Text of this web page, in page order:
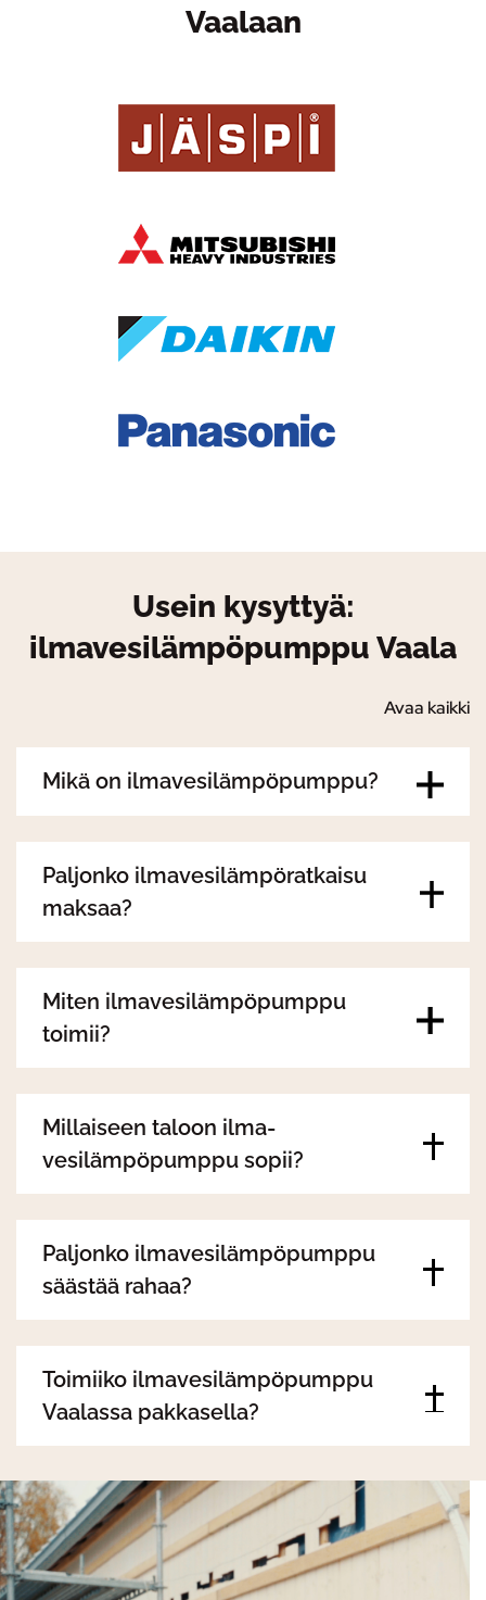
Vaalaan
Usein kysyttyä:
ilmavesilämpöpumppu Vaala
Avaa kaikki
Mikä on ilmavesilämpöpumppu?
Paljonko ilmavesilämpöratkaisu
maksaa?
Miten ilmavesilämpöpumppu
toimii?
Millaiseen taloon ilma-
vesilämpöpumppu sopii?
Paljonko ilmavesilämpöpumppu
säästää rahaa?
Toimiiko ilmavesilämpöpumppu
Vaalassa pakkasella?